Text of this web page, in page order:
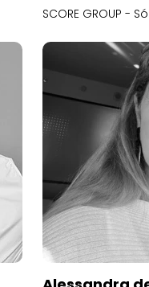
SCORE GROUP -